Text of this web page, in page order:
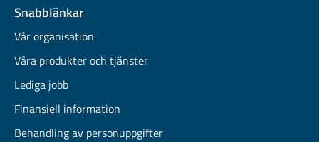
Snabblänkar
Vår organisation
Våra produkter och tjänster
Lediga jobb
Finansiell information
Behandling av personuppgifter